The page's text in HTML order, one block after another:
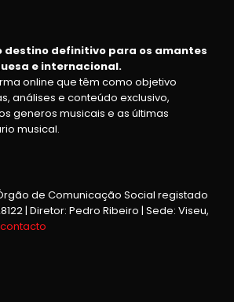
destino definitivo para os amantes
e internacional.
online que têm como objetivo
análises e conteúdo exclusivo,
generos musicais e as últimas
musical.
de Comunicação Social registado
| Diretor: Pedro Ribeiro | Sede: Viseu,